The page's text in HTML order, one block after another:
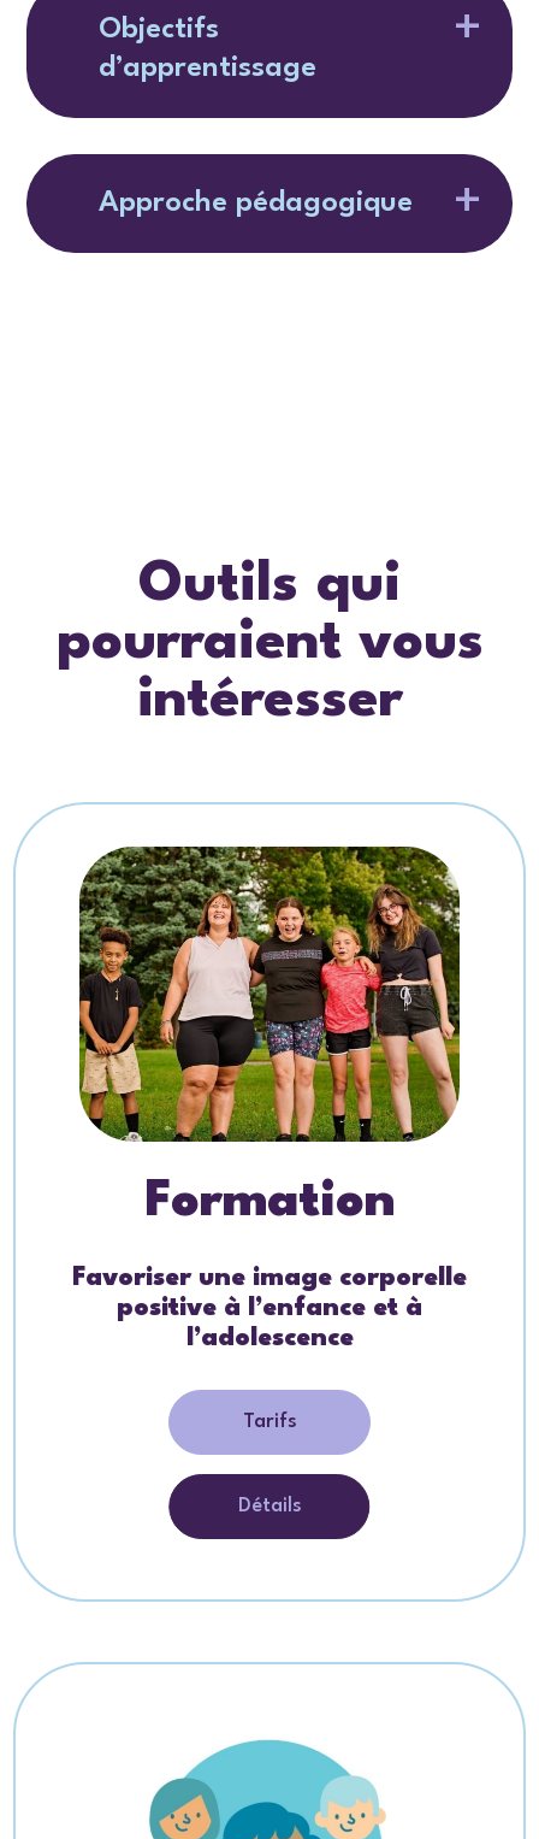
Objectifs
d’apprentissage
Approche pédagogique
Outils qui
pourraient vous
intéresser
Formation
Favoriser une image corporelle
positive à l’enfance et à
l’adolescence
Tarifs
Détails